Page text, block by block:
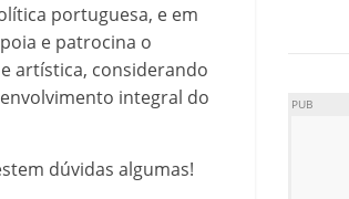
portuguesa, e em
e patrocina o
artística, considerando
integral do
dúvidas algumas!
PUB